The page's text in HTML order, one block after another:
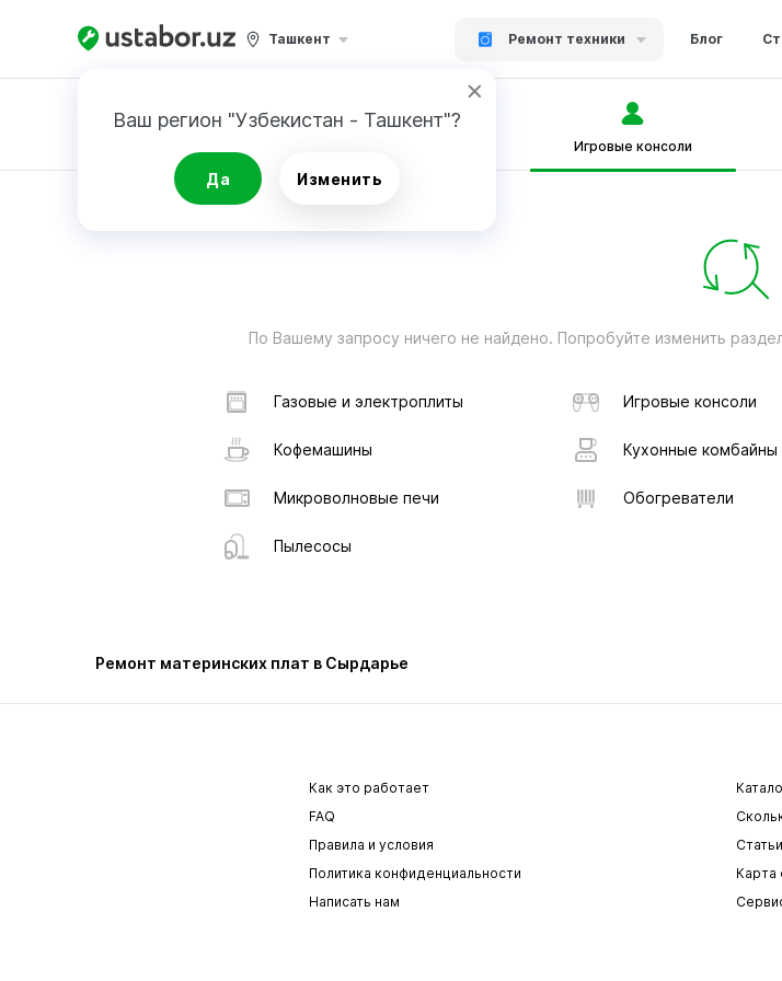
Ташкент Ремонт техники Блог
Ваш регион "Узбекистан - Ташкент"?
Да Изменить
Игровые консоли
РЕЗУЛЬТАТ
По Вашему запросу ничего не найдено. Попробуйте изменить
Газовые и электроплиты Игровые консоли
Кофемашины Кухонные комбайны
Микроволновые печи Обогреватели
Пылесосы
Ремонт материнских плат в Сырдарье
Как это работает
FAQ
Правила и условия
Политика конфиденциальности
Карта
Написать нам